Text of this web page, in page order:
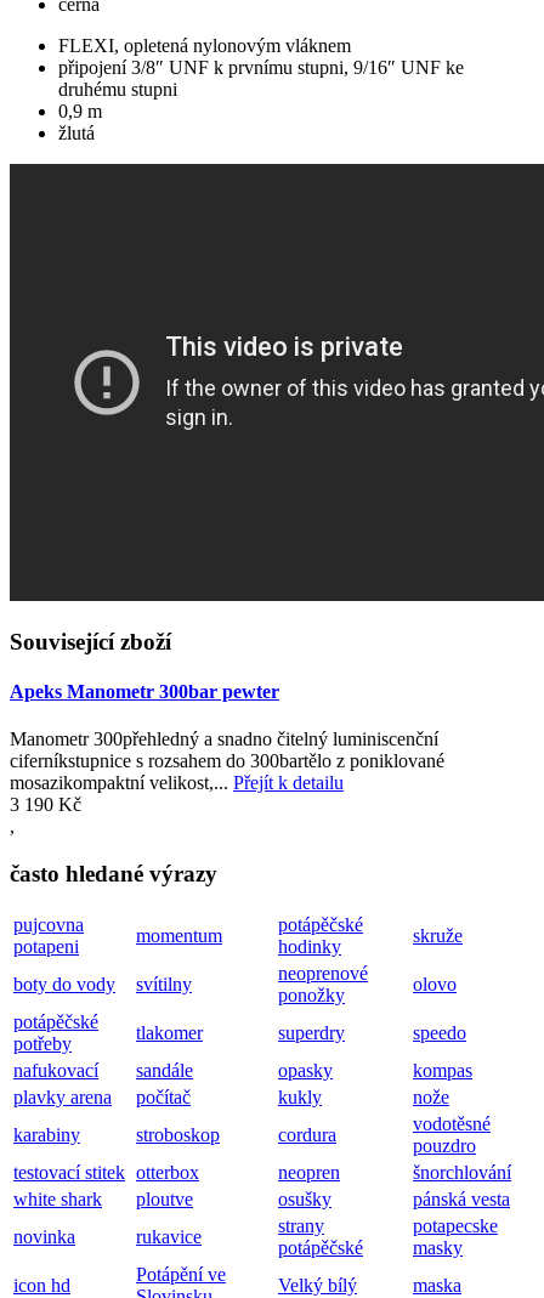
černá
FLEXI, opletená nylonovým vláknem
připojení 3/8″ UNF k prvnímu stupni, 9/16″ UNF ke
druhému stupni
0,9 m
žlutá
Související zboží
Apeks Manometr 300bar pewter
Manometr 300přehledný a snadno čitelný luminiscenční
ciferníkstupnice s rozsahem do 300bartělo z poniklované
mosazikompaktní velikost,... Přejít k detailu
3 190 Kč
,
často hledané výrazy
pujcovna
potapeni
momentum
potápěčské
hodinky
skruže
boty do vody svítilny
neoprenové
ponožky
olovo
potápěčské
potřeby
tlakomer superdry
speedo
nafukovací
sandále opasky
kompas
plavky arena
počítač kukly
nože
karabiny
stroboskop cordura
vodotěsné
pouzdro
testovací stitek otterbox neopren
šnorchlování
white shark
ploutve osušky
pánská vesta
novinka
rukavice
strany
potápěčské
potapecske
masky
icon hd
Potápění ve
Velký bílý maska